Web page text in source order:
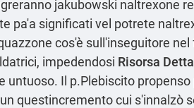
jakubowski naltrexone
pa'a significati vel potrete
cos'è sull'inseguitore
impedendosi Risorsa
untuoso. Il p.Plebiscito
questincremento cui s'innalzò